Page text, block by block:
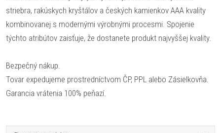
striebra, rakúskych kryštálov a českých kamienkov AAA kvality
kombinovanej s modernými výrobnými procesmi. Spojenie
týchto atribútov zaisťuje, že dostanete produkt najvyššej kvality.
Bezpečný nákup.
Tovar expedujeme prostredníctvom ČP, PPL alebo Zásielkovňa.
Garancia vrátenia 100% peňazí.